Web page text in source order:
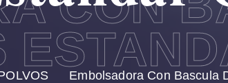
Embolsadora Con Bascula